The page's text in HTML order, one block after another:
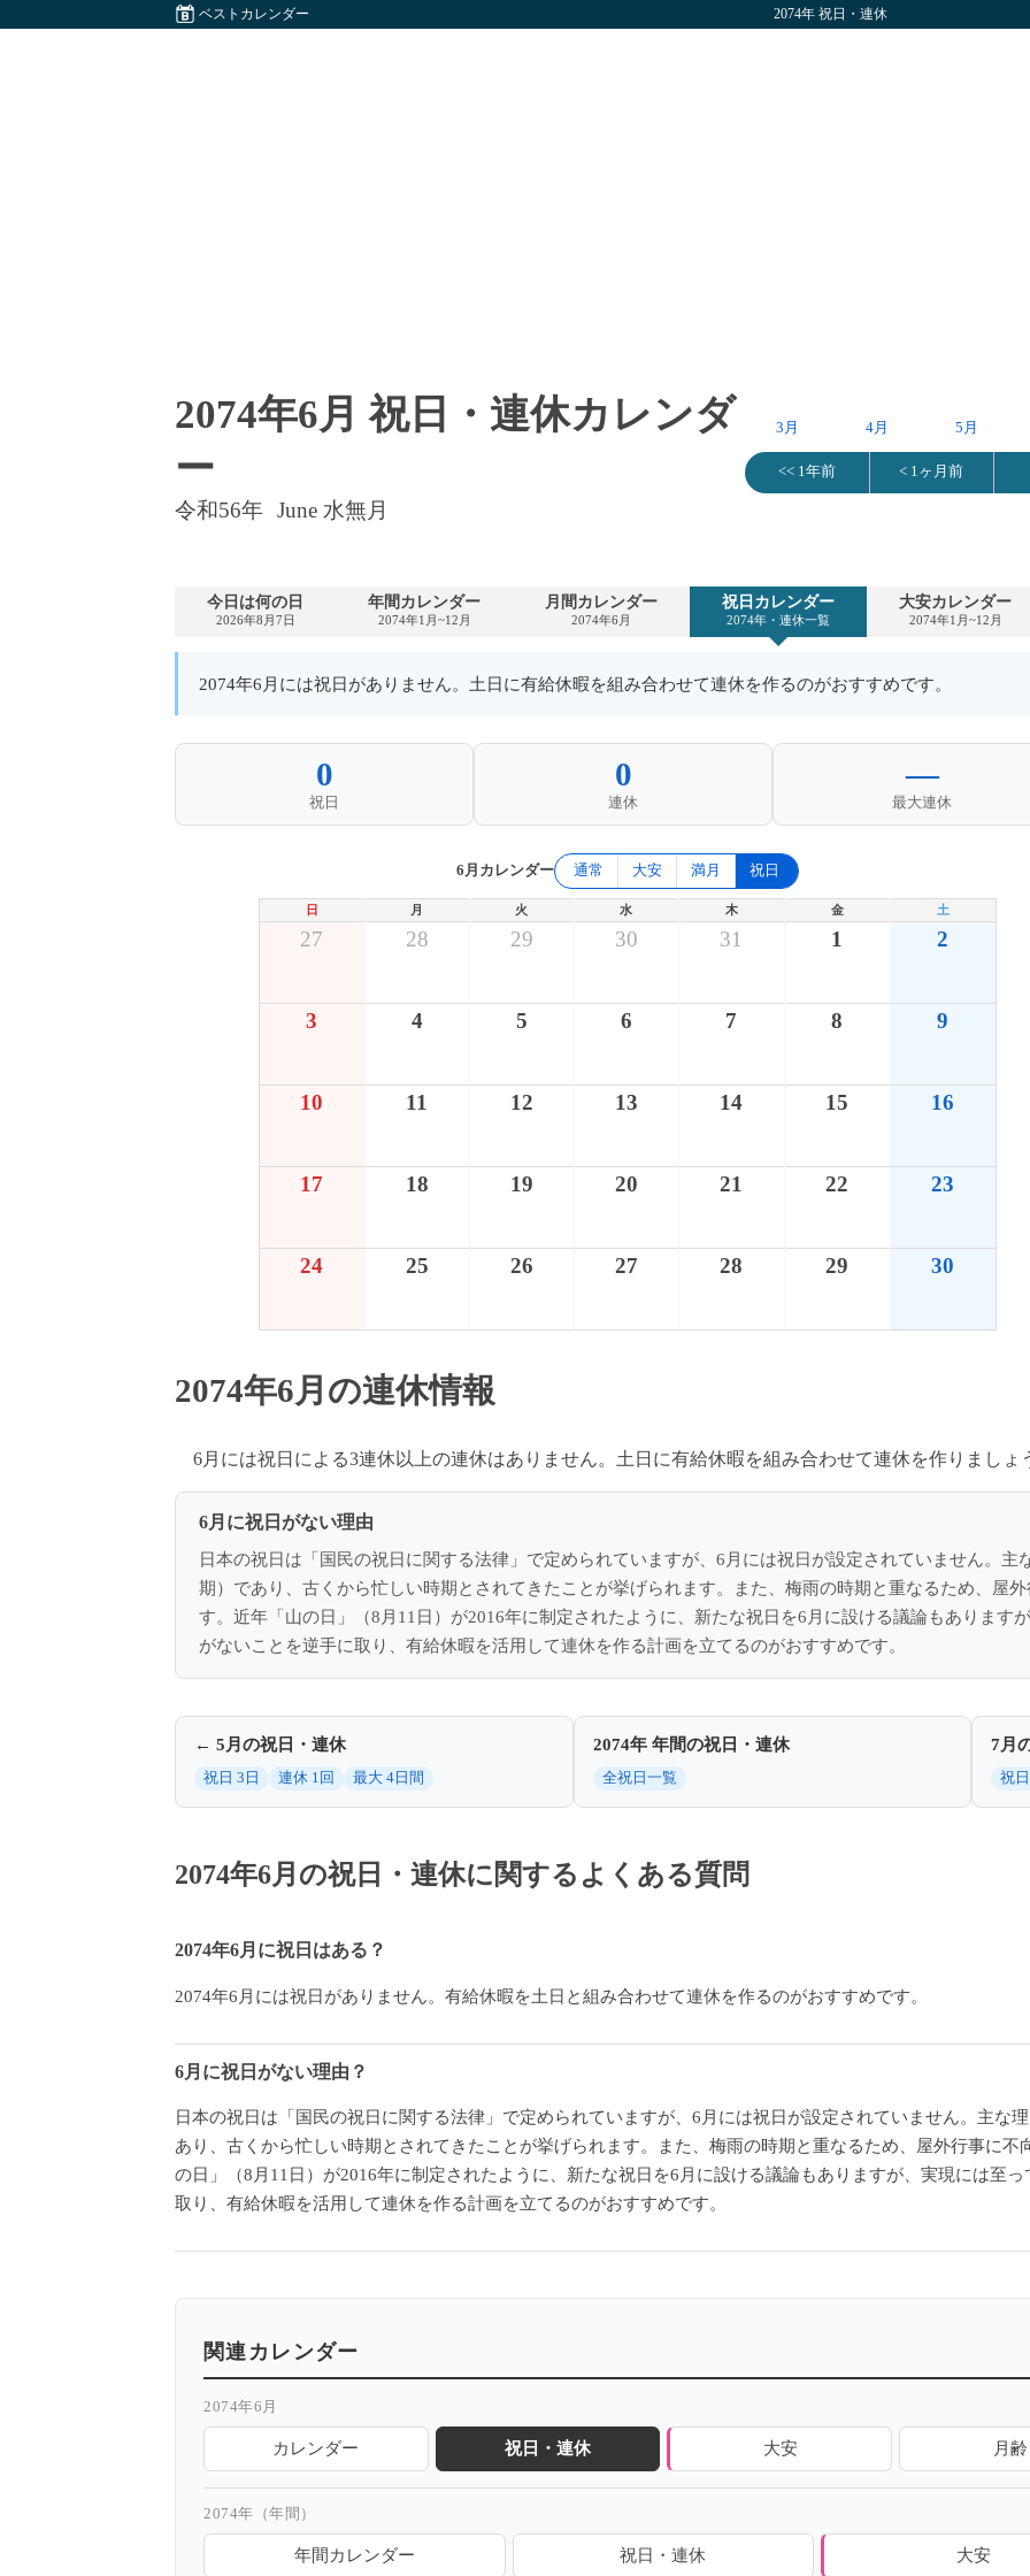
ベストカレンダー 2074年 祝日・連休
2074年6月 祝日・連休カレンダ
ー
令和56年 June 水無月
3月 4月 5月
<< 1年前 < 1ヶ月前
今日は何の日
2026年8月7日
年間カレンダー
2074年1月~12月
月間カレンダー
2074年6月
祝日カレンダー
2074年・連休一覧
大安カレンダー
2074年1月~12月
2074年6月には祝日がありません。土日に有給休暇を組み合わせて連休を作るのがおすすめです。
0
祝日
0
連休
—
最大連休
6月カレンダー 通常 大安 満月 祝日
日 月 火 水 木 金 土
27 28 29 30 31 1 2
3 4 5 6 7 8 9
10 11 12 13 14 15 16
17 18 19 20 21 22 23
24 25 26 27 28 29 30
2074年6月の連休情報
6月には祝日による3連休以上の連休はありません。土日に有給休暇を組み合わせて連休を作りましょ
6月に祝日がない理由
日本の祝日は「国民の祝日に関する法律」で定められていますが、6月には祝日が設定されていません。
期）であり、古くから忙しい時期とされてきたことが挙げられます。また、梅雨の時期と重なるため、屋
す。近年「山の日」（8月11日）が2016年に制定されたように、新たな祝日を6月に設ける議論もあります
がないことを逆手に取り、有給休暇を活用して連休を作る計画を立てるのがおすすめです。
← 5月の祝日・連休
祝日 3日 連休 1回 最大 4日間
2074年 年間の祝日・連休
全祝日一覧
7月
祝
2074年6月の祝日・連休に関するよくある質問
2074年6月に祝日はある？
2074年6月には祝日がありません。有給休暇を土日と組み合わせて連休を作るのがおすすめです。
6月に祝日がない理由？
日本の祝日は「国民の祝日に関する法律」で定められていますが、6月には祝日が設定されていません。主な
あり、古くから忙しい時期とされてきたことが挙げられます。また、梅雨の時期と重なるため、屋外行事に
の日」（8月11日）が2016年に制定されたように、新たな祝日を6月に設ける議論もありますが、実現には至
取り、有給休暇を活用して連休を作る計画を立てるのがおすすめです。
関連カレンダー
2074年6月
カレンダー 祝日・連休 大安 月齢
2074年（年間）
年間カレンダー 祝日・連休 大安